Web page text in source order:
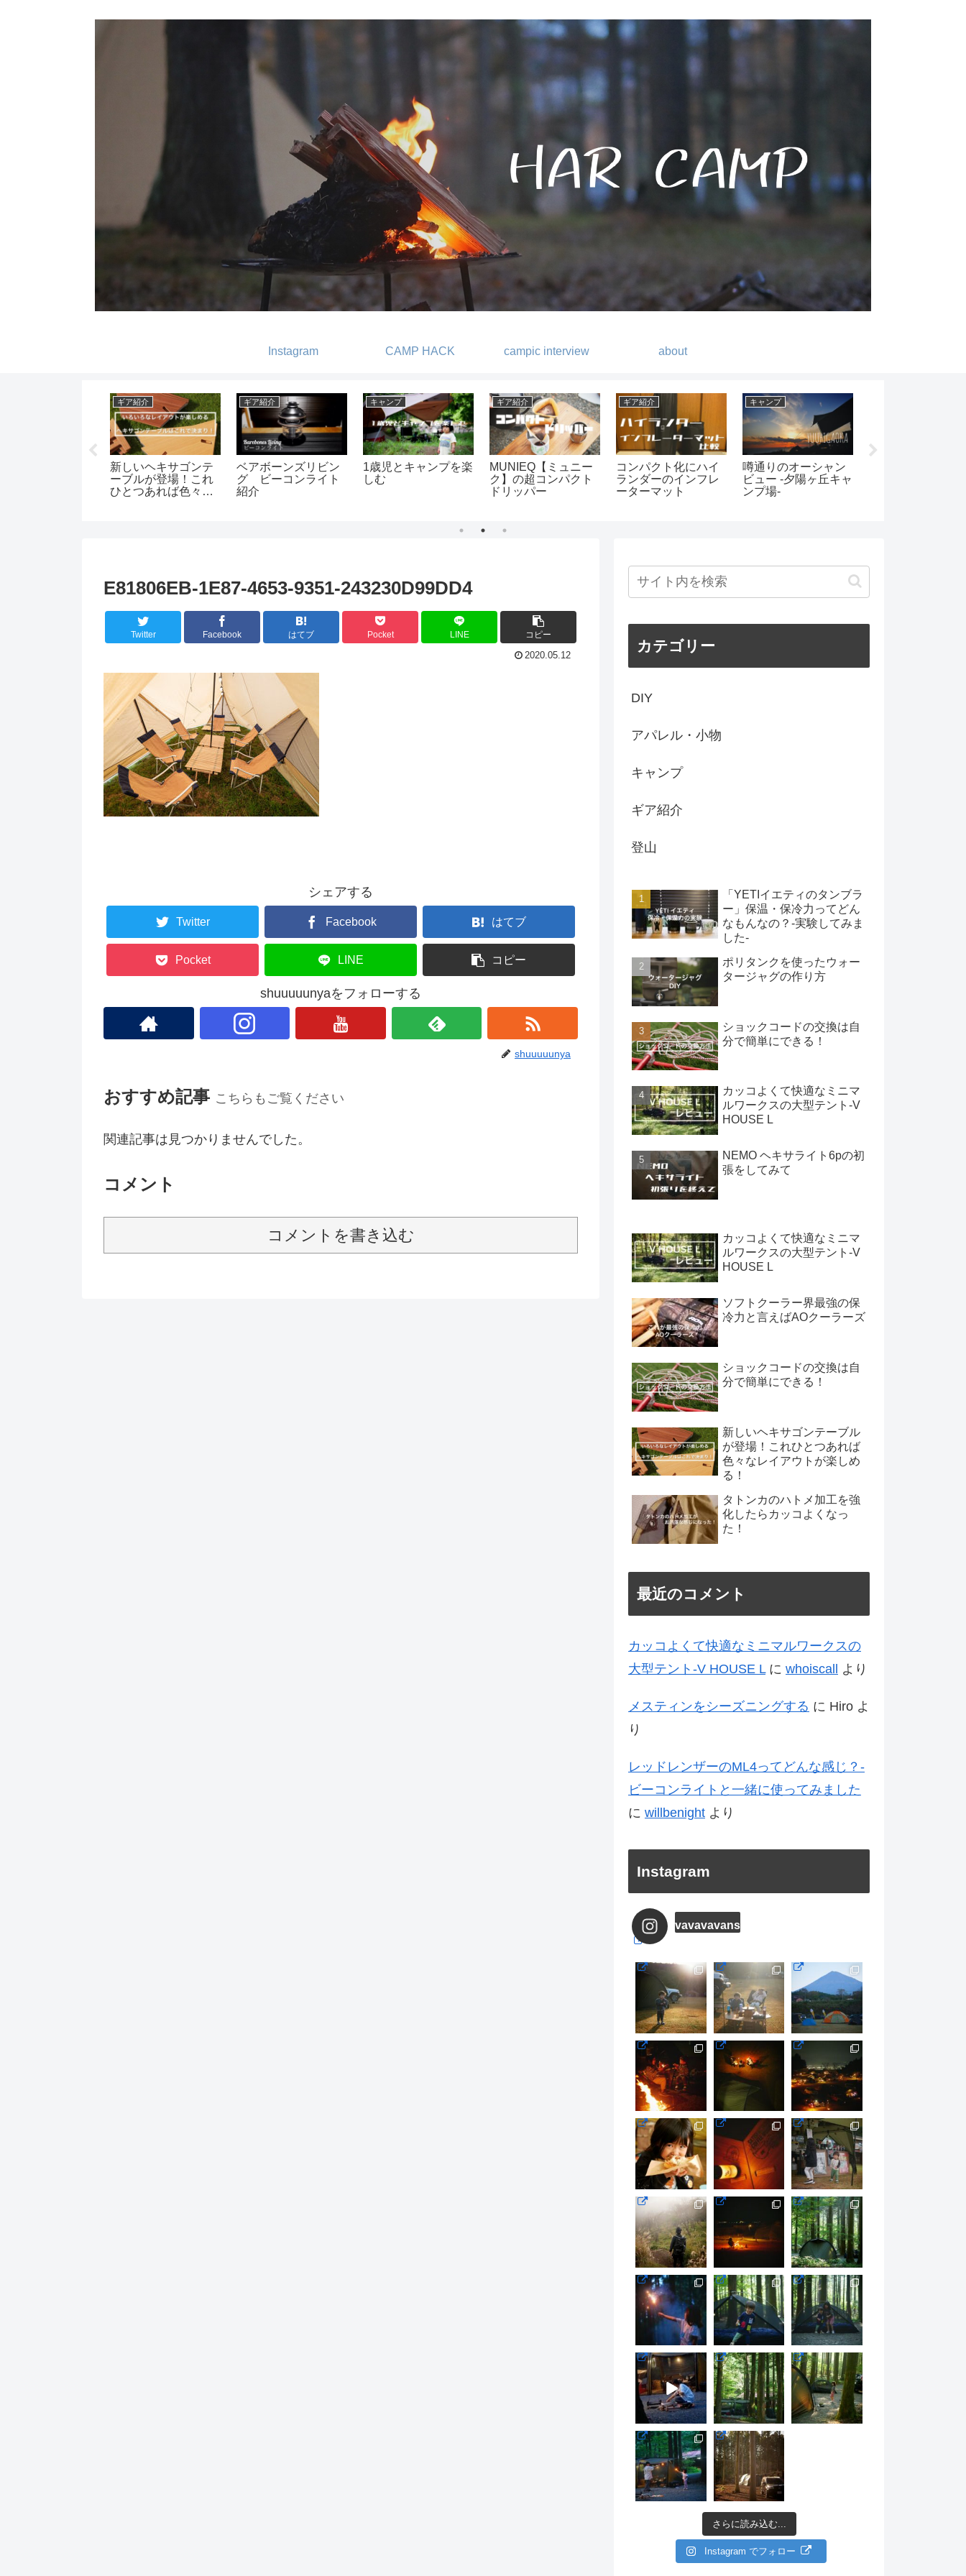
Instagram CAMP HACK campic interview about
ギア紹介
我が家のコーヒーい
ろいろ
キャンプ
綺麗な森-五光牧場オ
ートキャンプ場
アパレル・小物
アウトドアで使える
GORE-TEXアウター
ギア紹介
ポータブル電源って
やっぱり便利！-
Aiperの
ギア紹介
カメラストラップと
パラコードで手作り
バックル
ギア紹介
2019年買って良かっ
たものランキング
E81806EB-1E87-4653-9351-243230D99DD4
Twitter Facebook はてブ Pocket LINE コピー
2020.05.12
シェアする
Twitter Facebook はてブ
Pocket LINE コピー
shuuuuunyaをフォローする
shuuuuunya
おすすめ記事 こちらもご覧ください
関連記事は見つかりませんでした。
コメント
コメントを書き込む
カテゴリー
DIY
アパレル・小物
キャンプ
ギア紹介
登山
「YETIイエティのタンブラ
ー」保温・保冷力ってどん
なもんなの？-実験してみま
した-
ポリタンクを使ったウォー
タージャグの作り方
ショックコードの交換は自
分で簡単にできる！
カッコよくて快適なミニマ
ルワークスの大型テント-V
HOUSE L
NEMO ヘキサライト6pの初
張をしてみて
カッコよくて快適なミニマ
ルワークスの大型テント-V
HOUSE L
ソフトクーラー界最強の保
冷力と言えばAOクーラーズ
ショックコードの交換は自
分で簡単にできる！
新しいヘキサゴンテーブル
が登場！これひとつあれば
色々なレイアウトが楽しめ
る！
タトンカのハトメ加工を強
化したらカッコよくなっ
た！
最近のコメント
カッコよくて快適なミニマルワークスの
大型テント-V HOUSE Lに whoiscall より
メスティンをシーズニングする に Hiro よ
り
レッドレンザーのML4ってどんな感じ？-
ビーコンライトと一緒に使ってみました
に willbenight より
Instagram
vavavavans
さらに読み込む...
Instagram でフォロー